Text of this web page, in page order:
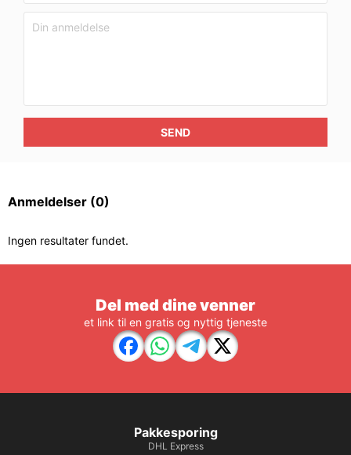
SEND
Anmeldelser (0)
Ingen resultater fundet.
Del med dine venner
et link til en gratis og nyttig tjeneste
Pakkesporing
DHL Express